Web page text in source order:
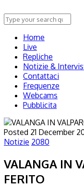
Home
Live
Repliche
Notizie &
Contattaci
Frequenze
Webcams
Pubblicita
Posted 21 December
Notizie 2080
VALANGA IN
FERITO